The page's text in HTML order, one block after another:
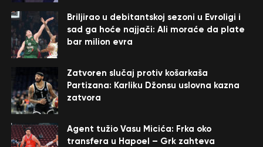
Briljirao u debitantskoj sezoni u Evroligi i
sad ga hoće najjači: Ali moraće da plate
bar milion evra
Zatvoren slučaj protiv košarkaša
Partizana: Karliku Džonsu uslovna kazna
zatvora
Agent tužio Vasu Micića: Frka oko
transfera u Hapoel – Grk zahteva